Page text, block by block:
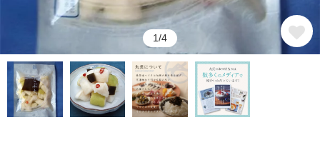
1/4